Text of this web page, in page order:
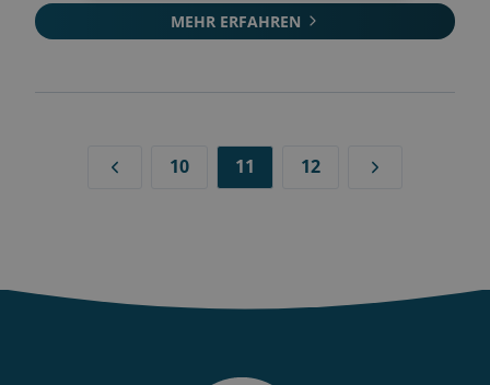
MEHR ERFAHREN
10 11 12